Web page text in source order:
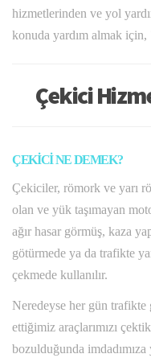
hizmetlerinden ve yol
konuda yardım almak
Çekici
ÇEKİCİ NE DEMEK?
Çekiciler, römork ve yarı
olan ve yük taşımayan
ağır hasar görmüş, kaza
götürmede ya da trafikte
çekmede kullanılır.
Neredeyse her gün
ettiğimiz araçlarımızı
bozulduğunda imdadımıza